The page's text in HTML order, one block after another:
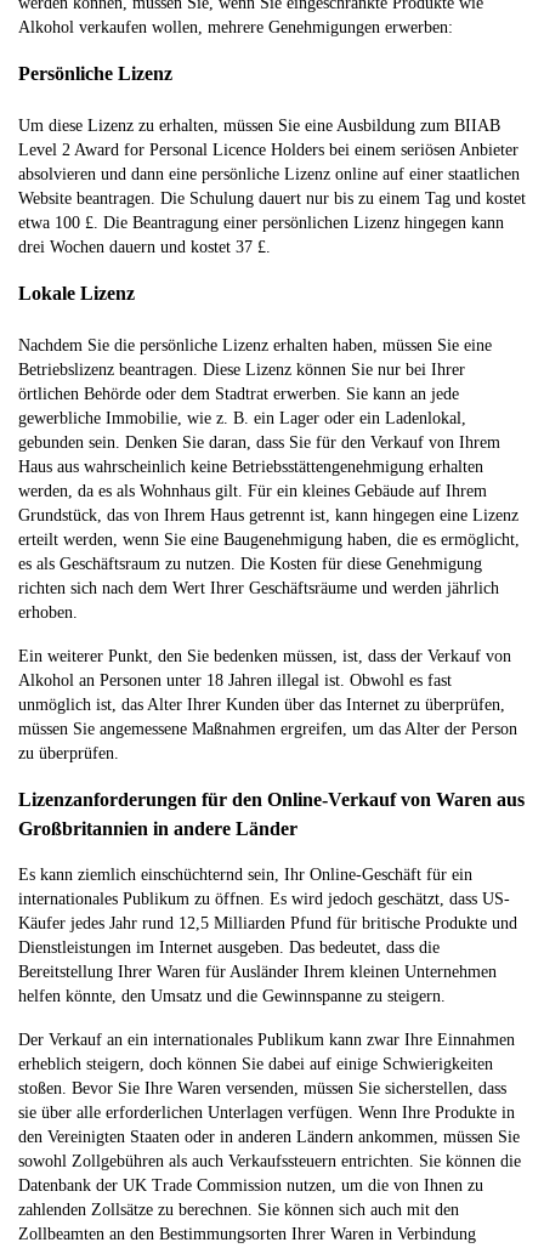
Alkohol verkaufen wollen, mehrere Genehmigungen erwerben:
Persönliche Lizenz
Um diese Lizenz zu erhalten, müssen Sie eine Ausbildung zum BIIAB
Level 2 Award for Personal Licence Holders bei einem seriösen Anbieter
absolvieren und dann eine persönliche Lizenz online auf einer staatlichen
Website beantragen. Die Schulung dauert nur bis zu einem Tag und kostet
etwa 100 £. Die Beantragung einer persönlichen Lizenz hingegen kann
drei Wochen dauern und kostet 37 £.
Lokale Lizenz
Nachdem Sie die persönliche Lizenz erhalten haben, müssen Sie eine
Betriebslizenz beantragen. Diese Lizenz können Sie nur bei Ihrer
örtlichen Behörde oder dem Stadtrat erwerben. Sie kann an jede
gewerbliche Immobilie, wie z. B. ein Lager oder ein Ladenlokal,
gebunden sein. Denken Sie daran, dass Sie für den Verkauf von Ihrem
Haus aus wahrscheinlich keine Betriebsstättengenehmigung erhalten
werden, da es als Wohnhaus gilt. Für ein kleines Gebäude auf Ihrem
Grundstück, das von Ihrem Haus getrennt ist, kann hingegen eine Lizenz
erteilt werden, wenn Sie eine Baugenehmigung haben, die es ermöglicht,
es als Geschäftsraum zu nutzen. Die Kosten für diese Genehmigung
richten sich nach dem Wert Ihrer Geschäftsräume und werden jährlich
erhoben.
Ein weiterer Punkt, den Sie bedenken müssen, ist, dass der Verkauf von
Alkohol an Personen unter 18 Jahren illegal ist. Obwohl es fast
unmöglich ist, das Alter Ihrer Kunden über das Internet zu überprüfen,
müssen Sie angemessene Maßnahmen ergreifen, um das Alter der Person
zu überprüfen.
Lizenzanforderungen für den Online-Verkauf von Waren aus
Großbritannien in andere Länder
Es kann ziemlich einschüchternd sein, Ihr Online-Geschäft für ein
internationales Publikum zu öffnen. Es wird jedoch geschätzt, dass US-
Käufer jedes Jahr rund 12,5 Milliarden Pfund für britische Produkte und
Dienstleistungen im Internet ausgeben. Das bedeutet, dass die
Bereitstellung Ihrer Waren für Ausländer Ihrem kleinen Unternehmen
helfen könnte, den Umsatz und die Gewinnspanne zu steigern.
Der Verkauf an ein internationales Publikum kann zwar Ihre Einnahmen
erheblich steigern, doch können Sie dabei auf einige Schwierigkeiten
stoßen. Bevor Sie Ihre Waren versenden, müssen Sie sicherstellen, dass
sie über alle erforderlichen Unterlagen verfügen. Wenn Ihre Produkte in
den Vereinigten Staaten oder in anderen Ländern ankommen, müssen Sie
sowohl Zollgebühren als auch Verkaufssteuern entrichten. Sie können die
Datenbank der UK Trade Commission nutzen, um die von Ihnen zu
zahlenden Zollsätze zu berechnen. Sie können sich auch mit den
Zollbeamten an den Bestimmungsorten Ihrer Waren in Verbindung